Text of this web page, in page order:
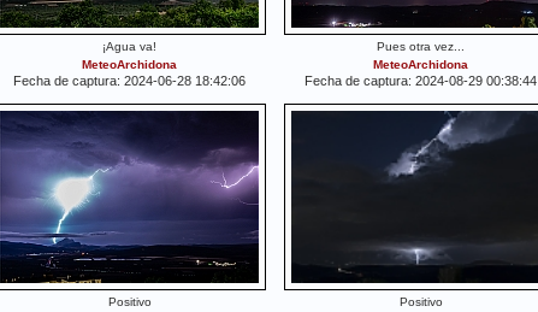
¡Agua va!
MeteoArchidona
Fecha de captura: 2024-06-28 18:42:06
Pues otra vez...
MeteoArchidona
Fecha de captura: 2024-08-29 00:38:44
Positivo
Positivo